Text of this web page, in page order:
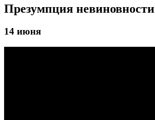
Презумпция невиновности
14 июня